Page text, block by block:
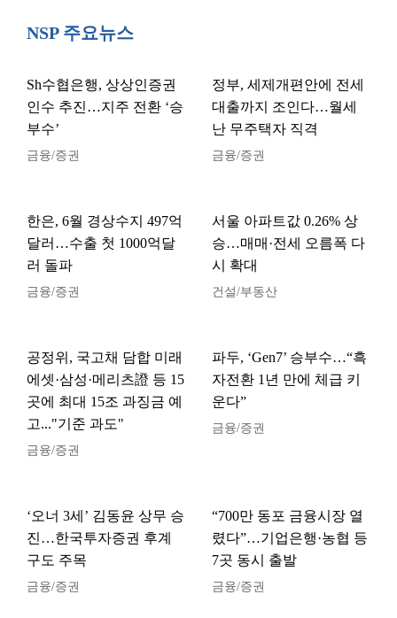
NSP 주요뉴스
Sh수협은행, 상상인증권
인수 추진…지주 전환 ‘승
부수’
금융/증권
정부, 세제개편안에 전세
대출까지 조인다…월세
난 무주택자 직격
금융/증권
한은, 6월 경상수지 497억
달러…수출 첫 1000억달
러 돌파
금융/증권
서울 아파트값 0.26% 상
승…매매·전세 오름폭 다
시 확대
건설/부동산
공정위, 국고채 담합 미래
에셋·삼성·메리츠證 등 15
곳에 최대 15조 과징금 예
고..."기준 과도"
금융/증권
파두, ‘Gen7’ 승부수…“흑
자전환 1년 만에 체급 키
운다”
금융/증권
‘오너 3세’ 김동윤 상무 승
진…한국투자증권 후계
구도 주목
금융/증권
“700만 동포 금융시장 열
렸다”…기업은행·농협 등
7곳 동시 출발
금융/증권